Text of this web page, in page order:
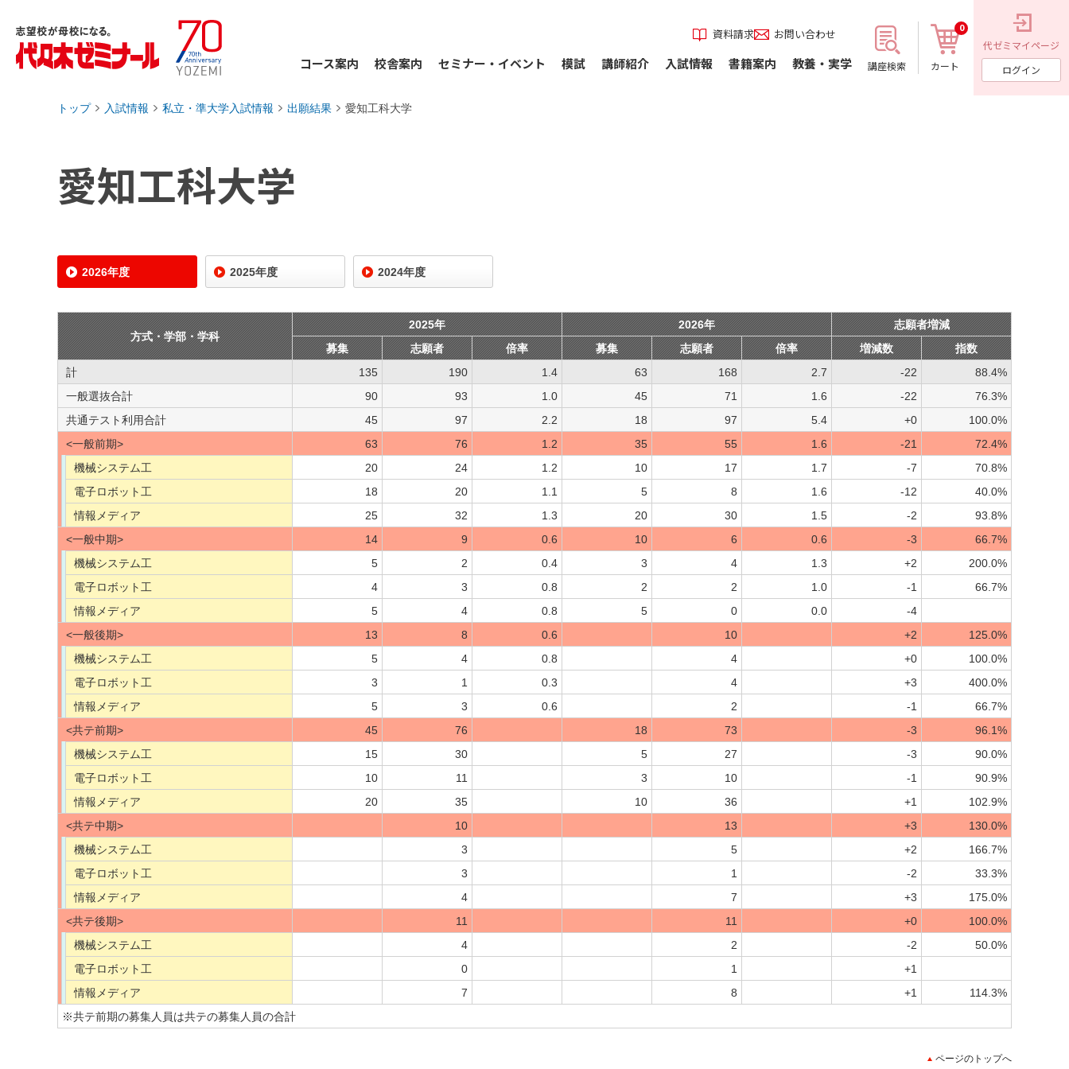
資料請求 お問い合わせ
コース案内 校舎案内 セミナー・イベント 模試 講師紹介 入試情報 書籍案内 教養・実学 講座検索 カート
0
代ゼミマイページ
ログイン
トップ 入試情報 私立・準大学入試情報 出願結果 愛知工科大学
愛知工科大学
2026年度 2025年度 2024年度
方式・学部・学科
2025年 2026年
志願者増減
募集
志願者 倍率 募集 志願者 倍率 増減数
指数
計
135 190 1.4 63 168 2.7 -22
88.4%
一般選抜合計
90 93 1.0 45 71 1.6 -22
76.3%
共通テスト利用合計
45 97 2.2 18 97 5.4 +0
100.0%
<一般前期>
63 76 1.2 35 55 1.6 -21
72.4%
機械システム工
20 24 1.2 10 17 1.7 -7
70.8%
電子ロボット工
18 20 1.1 5 8 1.6 -12
40.0%
情報メディア
25 32 1.3 20 30 1.5 -2
93.8%
<一般中期>
14 9 0.6 10 6 0.6 -3
66.7%
機械システム工
5 2 0.4 3 4 1.3 +2
200.0%
電子ロボット工
4 3 0.8 2 2 1.0 -1
66.7%
情報メディア
5 4 0.8 5 0 0.0
-4
<一般後期>
13 8 0.6 10 +2
125.0%
機械システム工
5 4 0.8 4 +0
100.0%
電子ロボット工
3 1 0.3 4 +3
400.0%
情報メディア
5 3 0.6 2 -1
66.7%
<共テ前期>
45 76 18 73 -3
96.1%
機械システム工
15 30 5 27 -3
90.0%
電子ロボット工
10 11 3 10 -1
90.9%
情報メディア
20 35 10 36 +1
102.9%
<共テ中期>
10 13 +3
130.0%
機械システム工
3 5 +2
166.7%
電子ロボット工
3 1 -2
33.3%
情報メディア
4 7 +3
175.0%
<共テ後期>
11 11 +0
100.0%
機械システム工
4 2 -2
50.0%
電子ロボット工
0 1
+1
情報メディア
7 8 +1
114.3%
※共テ前期の募集人員は共テの募集人員の合計
ページのトップへ